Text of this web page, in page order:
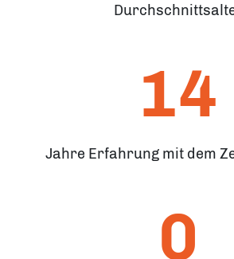
14
Jahre Erfahrung mit dem
0